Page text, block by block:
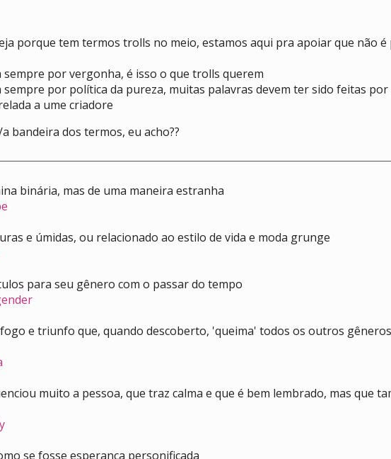
porque tem termos trolls no meio, estamos aqui pra apoiar que não
por vergonha, é isso o que trolls querem
por política da pureza, muitas palavras devem ter sido feitas
a ume criadore
bandeira dos termos, eu acho??
binária, mas de uma maneira estranha
e úmidas, ou relacionado ao estilo de vida e moda grunge
para seu gênero com o passar do tempo
e triunfo que, quando descoberto, 'queima' todos os outros
muito a pessoa, que traz calma e que é bem lembrado, mas que
se fosse esperança personificada